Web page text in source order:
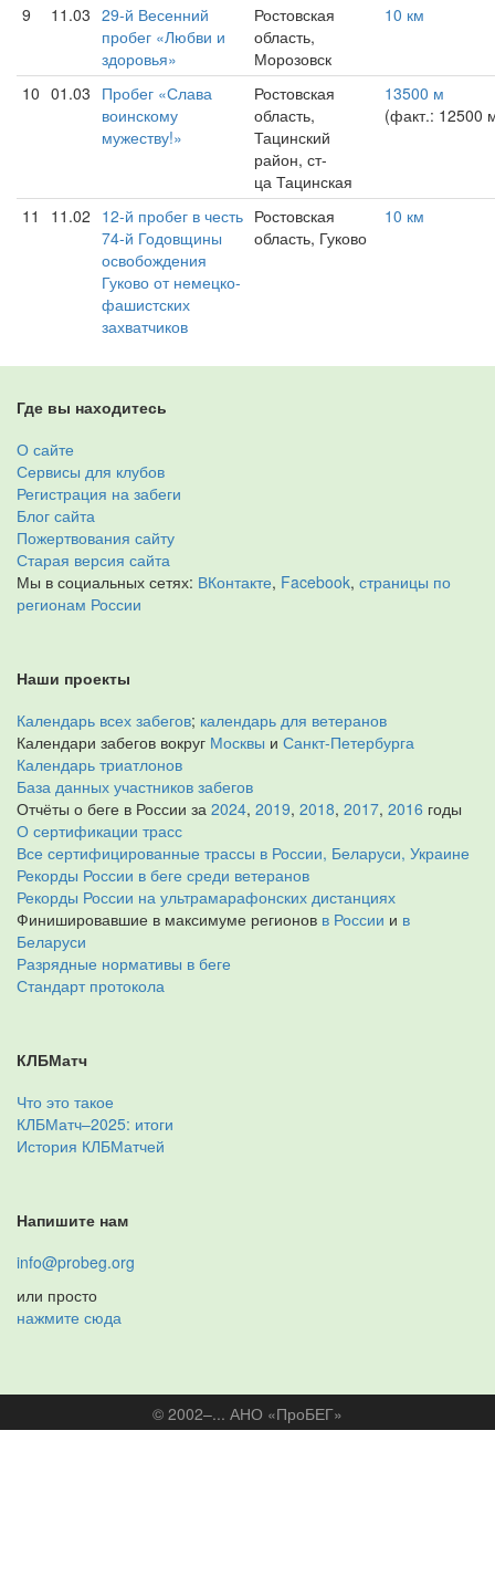
9 11.03 29-й Весенний
пробег «Любви и
здоровья»
Ростовская
область,
Морозовск
10 км
10 01.03 Пробег «Слава
воинскому
мужеству!»
Ростовская
область,
Тацинский
район, ст-
ца Тацинская
13500 м
(факт.: 12500
11 11.02 12-й пробег в честь
74-й Годовщины
освобождения
Гуково от немецко-
фашистских
захватчиков
Ростовская
область, Гуково
10 км
Где вы находитесь
О сайте
Сервисы для клубов
Регистрация на забеги
Блог сайта
Пожертвования сайту
Старая версия сайта
Мы в социальных сетях: ВКонтакте, Facebook, страницы по
регионам России
Наши проекты
Календарь всех забегов; календарь для ветеранов
Календари забегов вокруг Москвы и Санкт-Петербурга
Календарь триатлонов
База данных участников забегов
Отчёты о беге в России за 2024, 2019, 2018, 2017, 2016 годы
О сертификации трасс
Все сертифицированные трассы в России, Беларуси, Украине
Рекорды России в беге среди ветеранов
Рекорды России на ультрамарафонских дистанциях
Финишировавшие в максимуме регионов в России и в
Беларуси
Разрядные нормативы в беге
Стандарт протокола
КЛБМатч
Что это такое
КЛБМатч–2025: итоги
История КЛБМатчей
Напишите нам
info@probeg.org
или просто
нажмите сюда
© 2002–... АНО «ПроБЕГ»